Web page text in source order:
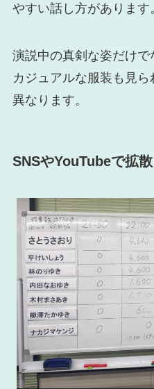
やすい話し方があります
演説中の真剣な姿だけ
カジュアルな服装も見
異なります。
SNSやYouTubeで拡